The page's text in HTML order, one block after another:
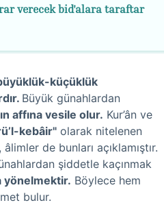
verecek bid'alara taraftar
küçüklük
Büyük günahlardan
affına vesile olur. Kur’ân ve
kebâir" olarak nitelenen
de bunları açıklamıştır.
şiddetle kaçınmak
yönelmektir. Böylece hem
bulur.